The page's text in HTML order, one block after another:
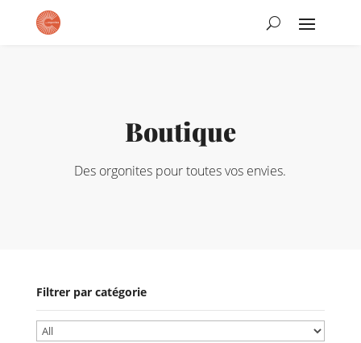
Boutique
Des orgonites pour toutes vos envies.
Filtrer par catégorie